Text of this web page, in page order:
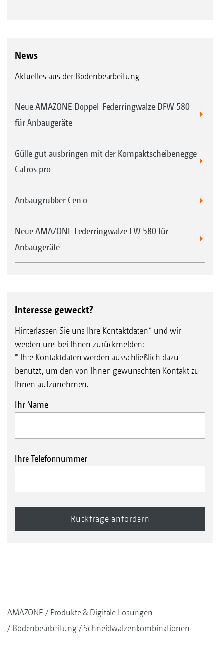
News
Aktuelles aus der Bodenbearbeitung
Neue AMAZONE Doppel-Federringwalze DFW 580
für Anbaugeräte
Gülle gut ausbringen mit der Kompaktscheibenegge
Catros pro
Anbaugrubber Cenio
Neue AMAZONE Federringwalze FW 580 für
Anbaugeräte
Interesse geweckt?
Hinterlassen Sie uns Ihre Kontaktdaten* und wir
werden uns bei Ihnen zurückmelden:
* Ihre Kontaktdaten werden ausschließlich dazu
benutzt, um den von Ihnen gewünschten Kontakt zu
Ihnen aufzunehmen.
Ihr Name
Ihre Telefonnummer
AMAZONE
Produkte & Digitale Lösungen
Bodenbearbeitung
Schneidwalzenkombinationen